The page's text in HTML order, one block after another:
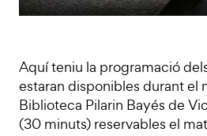
Aquí teniu la programació
estaran disponibles durant el
Biblioteca Pilarin Bayés de
(30 minuts) reservables el